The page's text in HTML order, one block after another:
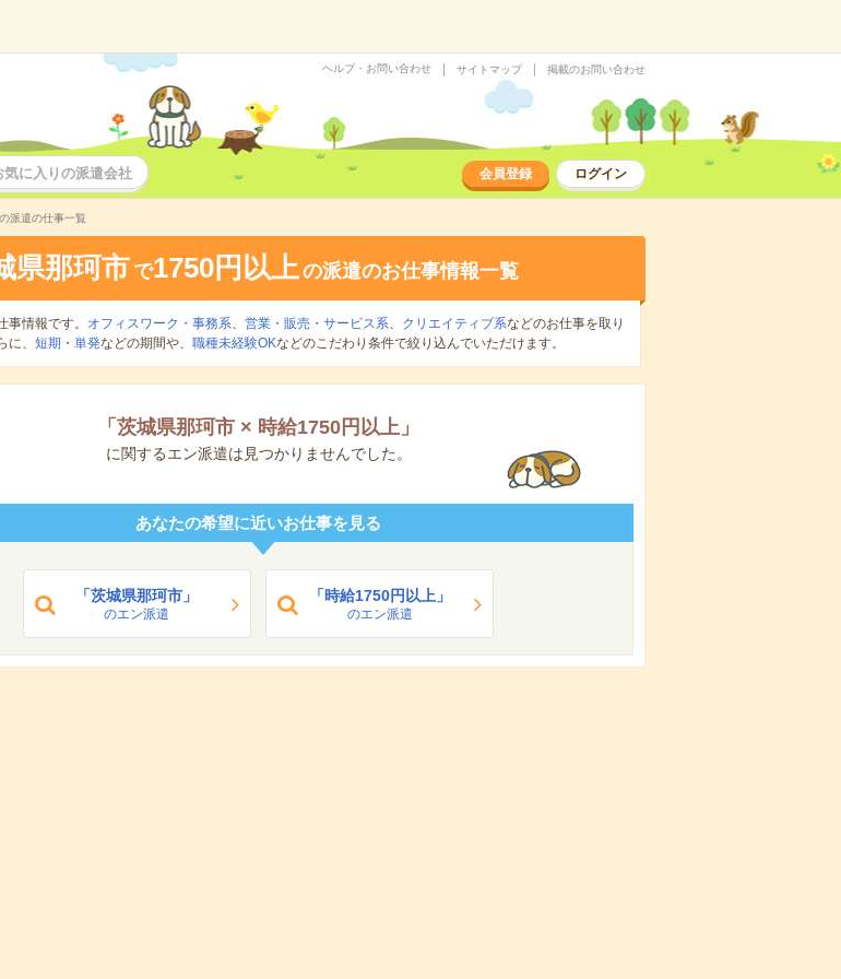
ヘルプ・お問い合わせ サイトマップ 掲載のお問い合わせ
気に入りの派遣会社 会員登録 ログイン
派遣の仕事一覧
県那珂市 で1750円以上の派遣のお仕事情報一覧
情報です。 オフィスワーク・事務系、 営業・販売・サービス系、 クリエイティブ系などのお仕事を取り
、 短期 ・ 単発などの期間や、 職種未経験OKなどのこだわり条件で絞り込んでいただけます。
「 茨城県那珂市 × 時給1750円以上 」
に関するエン派遣は見つかりませんでした。
あなたの希望に近いお仕事を見る
「茨城県那珂市」
のエン派遣
「時給1750円以上」
のエン派遣